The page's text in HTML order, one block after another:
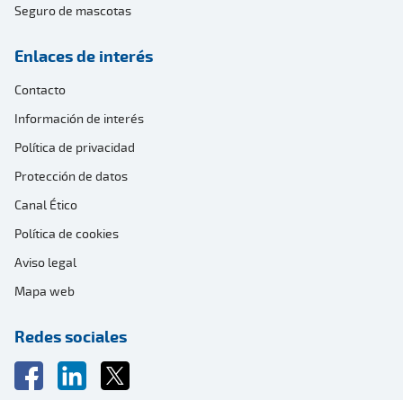
Seguro de mascotas
Enlaces de interés
Contacto
Información de interés
Política de privacidad
Protección de datos
Canal Ético
Política de cookies
Aviso legal
Mapa web
Redes sociales